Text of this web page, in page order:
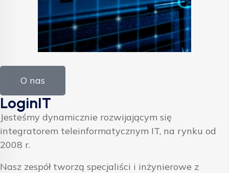
O nas
LoginIT
Jesteśmy dynamicznie rozwijającym się
integratorem teleinformatycznym IT, na rynku od
2008 r.
Nasz zespół tworzą specjaliści i inżynierowe z